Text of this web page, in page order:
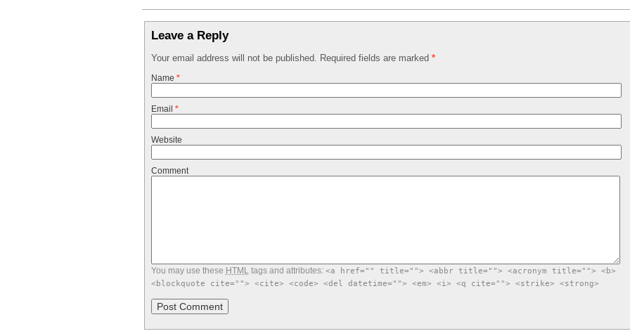
Leave a Reply
Your email address will not be published. Required fields are marked *
Name *
Email *
Website
Comment
You may use these HTMLtags and attributes: <a href="" title=""> <abbr title=""> <acronym title=""> <b>
<blockquote cite=""> <cite> <code> <del datetime=""> <em> <i> <q cite=""> <strike> <strong>